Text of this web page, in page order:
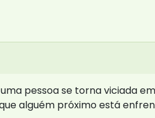
pessoa se torna viciada
alguém próximo está